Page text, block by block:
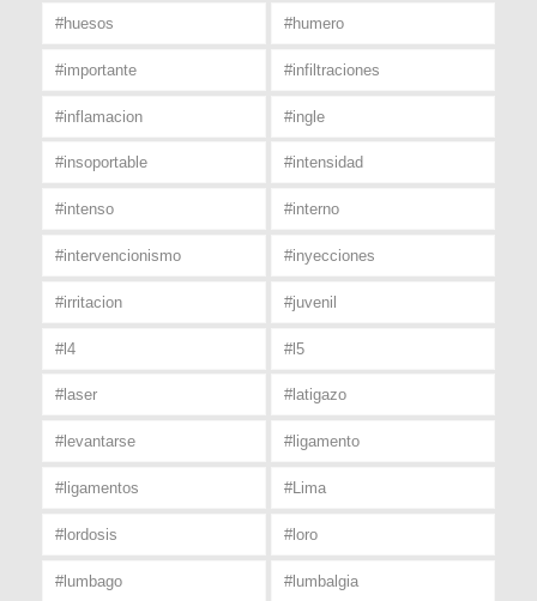
#huesos #humero
#importante #infiltraciones
#inflamacion #ingle
#insoportable #intensidad
#intenso #interno
#intervencionismo #inyecciones
#irritacion #juvenil
#l4 #l5
#laser #latigazo
#levantarse #ligamento
#ligamentos #Lima
#lordosis #loro
#lumbago #lumbalgia